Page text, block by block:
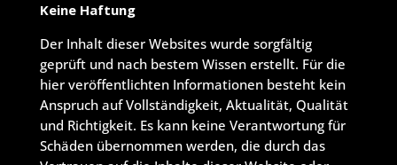
Keine Haftung
Der Inhalt dieser Websites wurde sorgfältig
geprüft und nach bestem Wissen erstellt. Für die
hier veröffentlichten Informationen besteht kein
Anspruch auf Vollständigkeit, Aktualität, Qualität
und Richtigkeit. Es kann keine Verantwortung für
Schäden übernommen werden, die durch das